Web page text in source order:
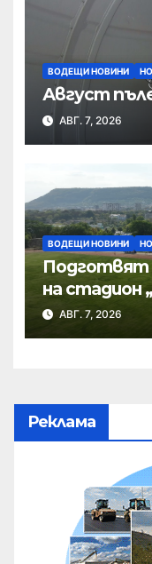
ВОДЕЩИ НОВИНИ
Август
АВГ. 7, 2026
ВОДЕЩИ НОВИНИ
Подготвят
на стадион
АВГ. 7, 2026
Реклама